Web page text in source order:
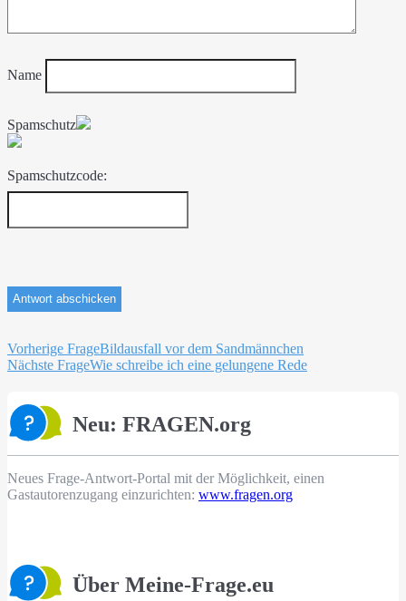
Name
Spamschutz
Spamschutzcode:
Beitragsnavigation
Vorherige FrageBildausfall vor dem Sandmännchen
Nächste FrageWie schreibe ich eine gelungene Rede
Neu: FRAGEN.org
Neues Frage-Antwort-Portal mit der Möglichkeit, einen
Gastautorenzugang einzurichten: www.fragen.org
Über Meine-Frage.eu